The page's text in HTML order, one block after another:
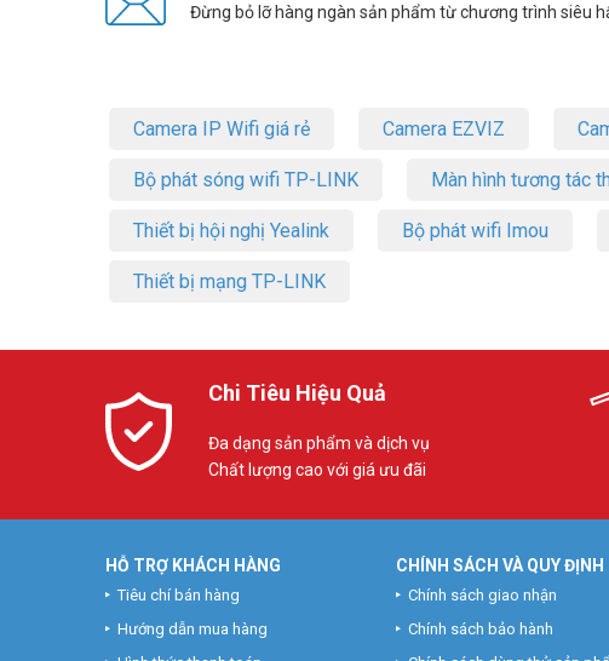
Đừng bỏ lỡ hàng ngàn sản phẩm từ chương trình siêu
Camera IP Wifi giá rẻ Camera EZVIZ
Bộ phát sóng wifi TP-LINK Màn hình tương tác
Thiết bị hội nghị Yealink Bộ phát wifi Imou
Thiết bị mạng TP-LINK
Chi Tiêu Hiệu Quả
Đa dạng sản phẩm và dịch vụ
Chất lượng cao với giá ưu đãi
HỖ TRỢ KHÁCH HÀNG
Tiêu chí bán hàng
Hướng dẫn mua hàng
CHÍNH SÁCH VÀ QUY ĐỊNH
Chính sách giao nhận
Chính sách bảo hành